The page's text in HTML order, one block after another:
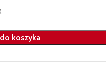
koszyka